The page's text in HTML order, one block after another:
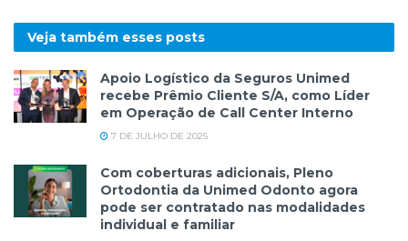
Veja também esses posts
Apoio Logístico da Seguros Unimed
recebe Prêmio Cliente S/A, como Líder
em Operação de Call Center Interno
7 DE JULHO DE 2025
Com coberturas adicionais, Pleno
Ortodontia da Unimed Odonto agora
pode ser contratado nas modalidades
individual e familiar